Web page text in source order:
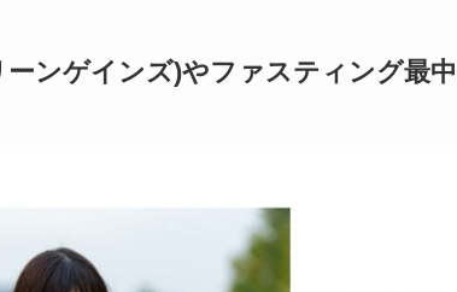
ーンゲインズ)やファスティング最